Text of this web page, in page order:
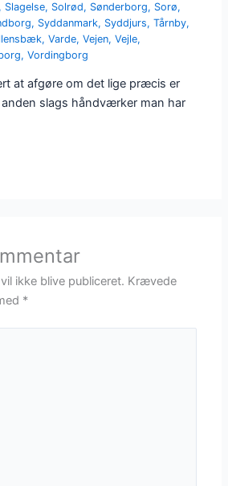
, Slagelse, Solrød, Sønderborg, Sorø,
, Syddanmark, Syddjurs,Tårnby,
,Varde,Vejen,Vejle,
,Vordingborg
at afgøre om det lige præcis er
slags håndværker man har
ikke blive publiceret. Krævede
*